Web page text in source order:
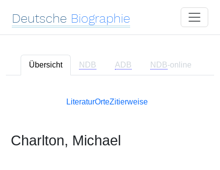
Deutsche Biographie
Übersicht NDB ADB NDB-online
LiteraturOrteZitierweise
Charlton, Michael